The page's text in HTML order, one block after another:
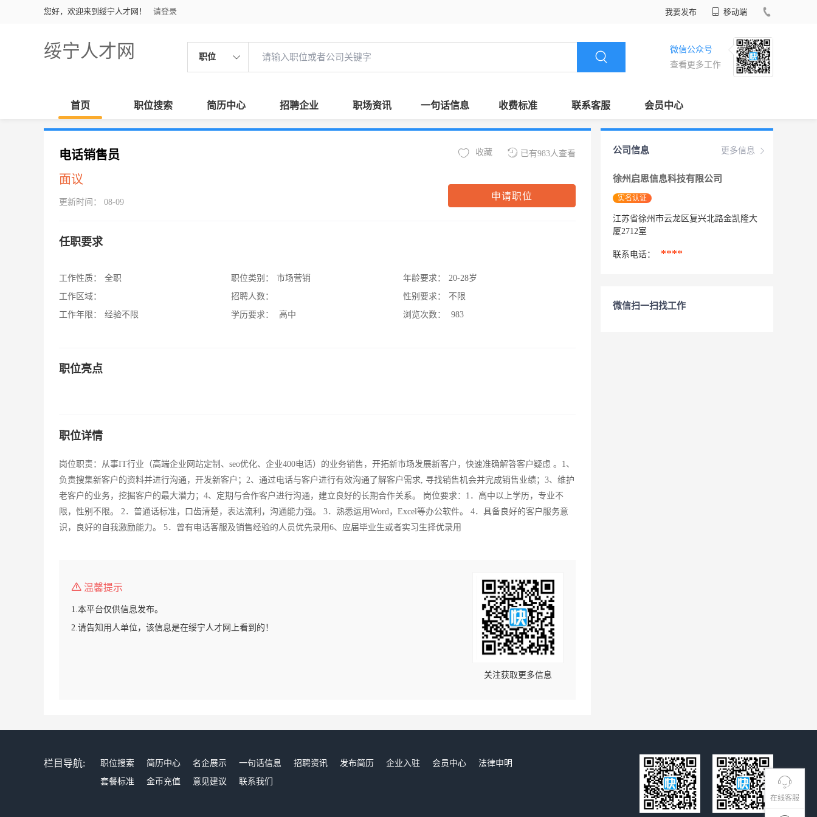
您好，欢迎来到绥宁人才网！ 请登录 我要发布 移动端
绥宁人才网 职位
微信公众号
查看更多工作
首页 职位搜索 简历中心 招聘企业 职场资讯 一句话信息 收费标准 联系客服 会员中心
在线客服
电话销售员
面议
更新时间： 08-09
已有983人查看
收藏
申请职位
任职要求
工作性质：
全职
工作区域：
工作年限：
经验不限
职位类别：
市场营销
招聘人数：
学历要求：
高中
年龄要求：
20-28岁
性别要求：
不限
浏览次数：
983
职位亮点
职位详情
岗位职责：从事IT行业（高端企业网站定制、seo优化、企业400电话）的业务销售，开拓新市场发展新客户，快速准确解答客户疑虑 。1、
负责搜集新客户的资料并进行沟通，开发新客户；2、通过电话与客户进行有效沟通了解客户需求, 寻找销售机会并完成销售业绩；3、维护
老客户的业务，挖掘客户的最大潜力；4、定期与合作客户进行沟通，建立良好的长期合作关系。 岗位要求：1．高中以上学历，专业不
限，性别不限。 2．普通话标准，口齿清楚，表达流利，沟通能力强。 3．熟悉运用Word，Excel等办公软件。 4．具备良好的客户服务意
识，良好的自我激励能力。 5．曾有电话客服及销售经验的人员优先录用6、应届毕业生或者实习生择优录用
温馨提示
1.本平台仅供信息发布。
2.请告知用人单位，该信息是在绥宁人才网上看到的！
关注获取更多信息
更多信息
公司信息
徐州启思信息科技有限公司
实名认证
江苏省徐州市云龙区复兴北路金凯隆大
厦2712室
联系电话： ****
微信扫一扫找工作
栏目导航: 职位搜索 简历中心 名企展示 一句话信息 招聘资讯 发布简历 企业入驻 会员中心
法律申明
套餐标准
金币充值 意见建议 联系我们